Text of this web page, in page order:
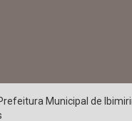
Municipal de